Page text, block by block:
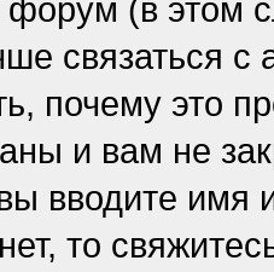
форум (в этом
связаться
почему это
и вам не
вводите
то